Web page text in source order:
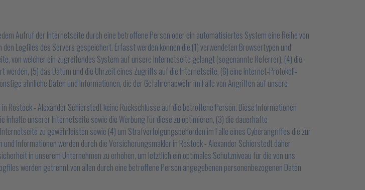
Aufruf der Internetseite durch eine betroffene Person oder ein automatisiertes System eine Reihe von
Logfiles des Servers gespeichert. Erfasst werden können die (1) verwendeten Browsertypen und
von welcher ein zugreifendes System auf unsere Internetseite gelangt (sogenannte Referrer), (4) die
(5) das Datum und die Uhrzeit eines Zugriffs auf die Internetseite, (6) eine Internet-Protokoll-
ähnliche Daten und Informationen, die der Gefahrenabwehr im Falle von Angriffen auf unsere
Rostock - Alexander Schierstedt keine Rückschlüsse auf die betroffene Person. Diese Informationen
unserer Internetseite sowie die Werbung für diese zu optimieren, (3) die dauerhafte
zu gewährleisten sowie (4) um Strafverfolgungsbehörden im Falle eines Cyberangriffes die zur
Informationen werden durch die Versicherungsmakler in Rostock - Alexander Schierstedt daher
in unserem Unternehmen zu erhöhen, um letztlich ein optimales Schutzniveau für die von uns
werden getrennt von allen durch eine betroffene Person angegebenen personenbezogenen Daten